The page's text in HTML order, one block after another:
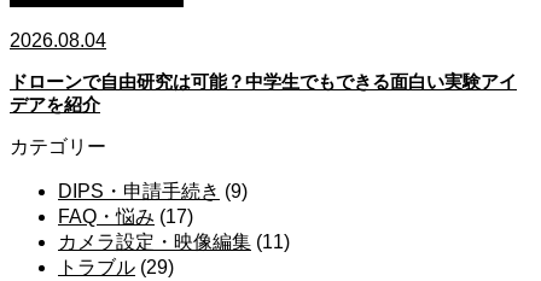
2026.08.04
ドローンで自由研究は可能？中学生でもできる面白い実験アイ
デアを紹介
カテゴリー
DIPS・申請手続き (9)
FAQ・悩み (17)
カメラ設定・映像編集 (11)
トラブル (29)